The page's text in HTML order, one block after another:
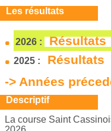
Les résultats
2026 : Résultats
2025 :
Résultats
-> Années
Descriptif
La course Saint